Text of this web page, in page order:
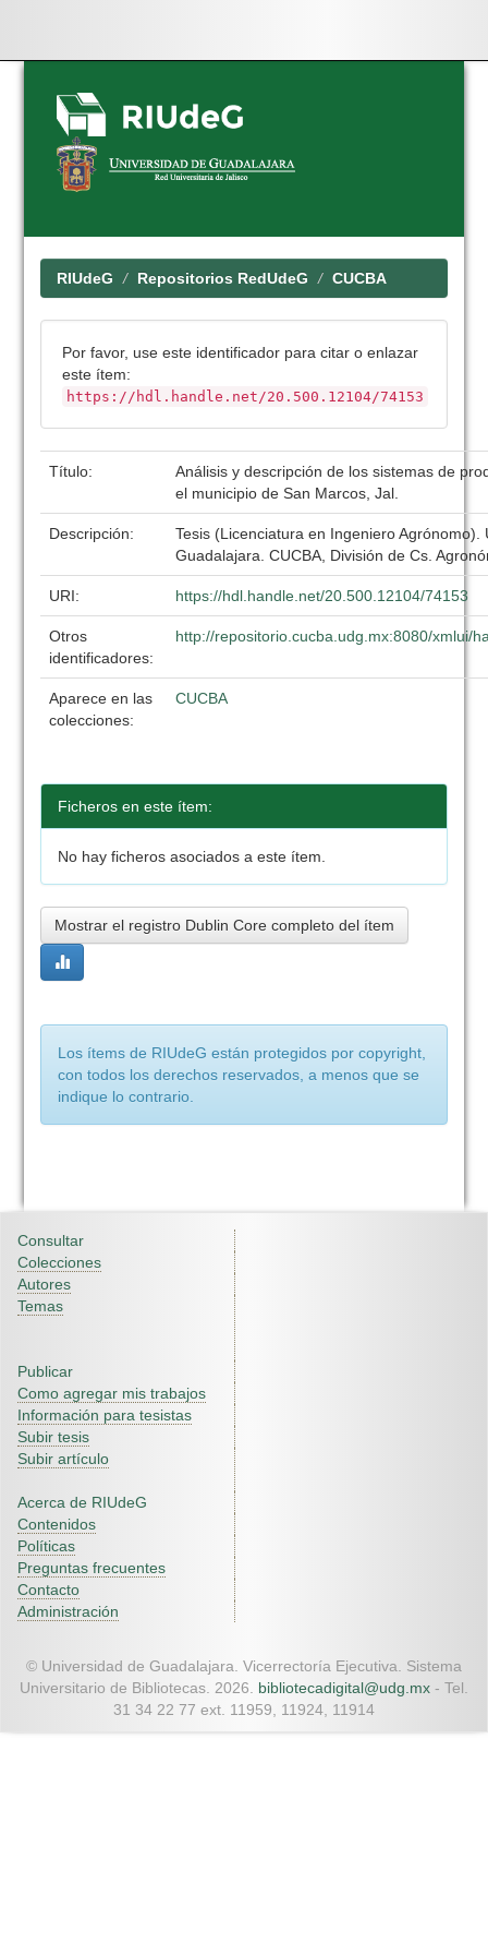
Skip
navigation
RIUdeG Repositorios RedUdeG CUCBA
Por favor, use este identificador para citar o enlazar
este ítem:
https://hdl.handle.net/20.500.12104/74153
Título:
Análisis y descripción de los sistemas de
el municipio de San Marcos, Jal.
Descripción:
Tesis (Licenciatura en Ingeniero Agrónomo).
Guadalajara. CUCBA, División de Cs.
URI: https://hdl.handle.net/20.500.12104/74153
Otros
identificadores:
http://repositorio.cucba.udg.mx:8080/xmlui/
Aparece en las
colecciones:
CUCBA
Ficheros en este ítem:
No hay ficheros asociados a este ítem.
Mostrar el registro Dublin Core completo del ítem
Los ítems de RIUdeG están protegidos por copyright,
con todos los derechos reservados, a menos que se
indique lo contrario.
Consultar
Colecciones
Autores
Temas
Publicar
Como agregar mis trabajos
Información para tesistas
Subir tesis
Subir artículo
Acerca de RIUdeG
Contenidos
Políticas
Preguntas frecuentes
Contacto
Administración
© Universidad de Guadalajara. Vicerrectoría Ejecutiva. Sistema
Universitario de Bibliotecas. 2026. bibliotecadigital@udg.mx - Tel.
31 34 22 77 ext. 11959, 11924, 11914